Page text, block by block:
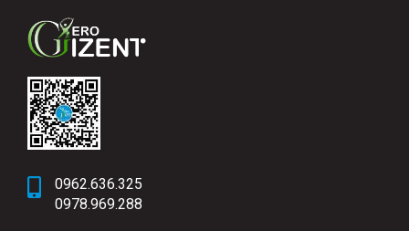
0962.636.325
0978.969.288